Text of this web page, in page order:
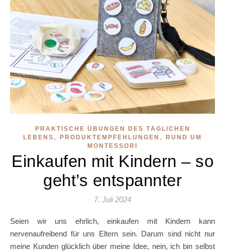
PRAKTISCHE ÜBUNGEN DES TÄGLICHEN
LEBENS , PRODUKTEMPFEHLUNGEN ,
RUND UM
MONTESSORI
Einkaufen mit Kindern – so
geht’s entspannter
7. Juli 2024
Seien wir uns ehrlich, einkaufen mit Kindern kann
nervenaufreibend für uns Eltern sein. Darum sind nicht nur
meine Kunden glücklich über meine Idee, nein, ich bin selbst